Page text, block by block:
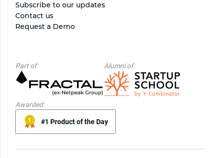
Subscribe to our updates
Contact us
Request a Demo
Part of: Alumni of:
Awarded:
#1 Product of the Day